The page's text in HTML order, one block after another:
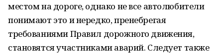
местом на дороге, однако не все автолюбители
понимают это и нередко, пренебрегая
требованиями Правил дорожного движения,
становятся участниками аварий. Следует также